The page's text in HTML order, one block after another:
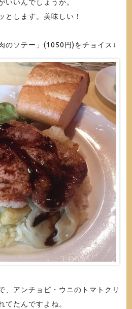
いいんでしょうか。
とします。美味しい！
のソテー」(1050円)をチョイス↓
、アンチョビ・ウニのトマトクリ
てたんですよね。